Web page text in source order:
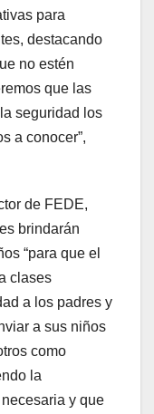
para
destacando
no estén
que las
seguridad los
a conocer”,
de FEDE,
brindarán
“para que el
clases
a los padres y
a sus niños
como
la
y que